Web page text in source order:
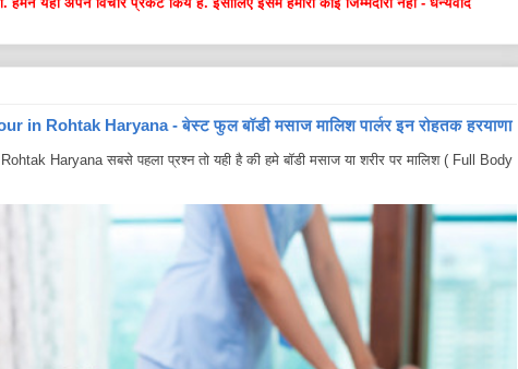
Rohtak Haryana - बेस्ट फुल बॉडी मसाज मालिश पार्लर इन रोहतक हरयाणा
Haryana सबसे पहला प्रश्न तो यही है की हमे बॉडी मसाज या शरीर पर मालिश ( Full Body